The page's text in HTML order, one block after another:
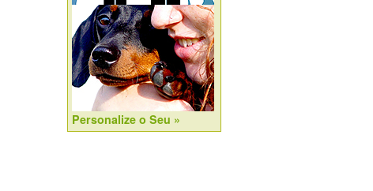
Personalize o Seu »